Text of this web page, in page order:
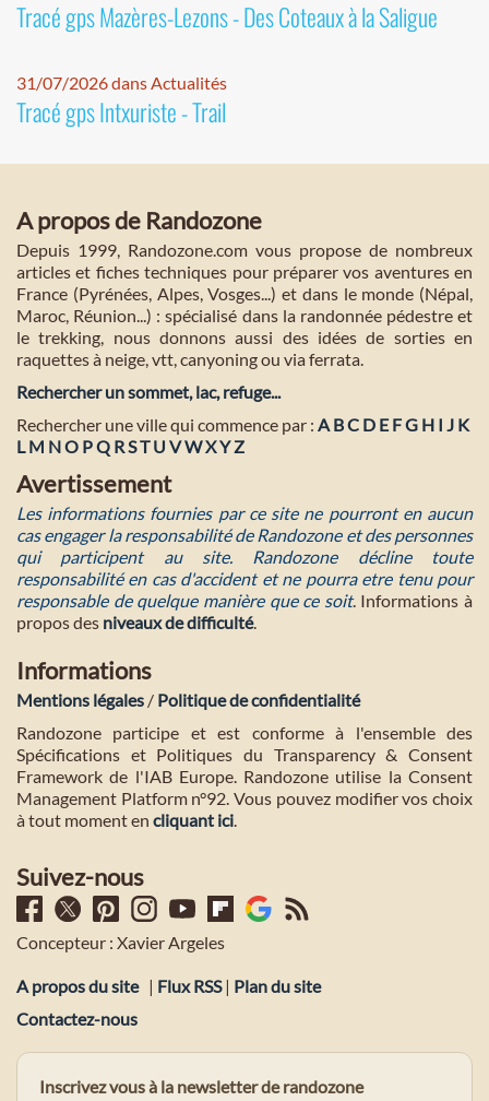
Tracé gps Mazères-Lezons - Des Coteaux à la Saligue
31/07/2026 dans Actualités
Tracé gps Intxuriste - Trail
A propos de Randozone
Depuis 1999, Randozone.com vous propose de nombreux
articles et fiches techniques pour préparer vos aventures en
France (Pyrénées, Alpes, Vosges...) et dans le monde (Népal,
Maroc, Réunion...) : spécialisé dans la randonnée pédestre et
le trekking, nous donnons aussi des idées de sorties en
raquettes à neige, vtt, canyoning ou via ferrata.
Rechercher un sommet, lac, refuge...
Rechercher une ville qui commence par : A BC D E FG H I J K
L M NO PQ RST U VWXYZ
Avertissement
Les informations fournies par ce site ne pourront en aucun
cas engager la responsabilité de Randozone et des personnes
qui participent au site. Randozone décline toute
responsabilité en cas d'accident et ne pourra etre tenu pour
responsable de quelque manière que ce soit. Informations à
propos des niveaux de difficulté.
Informations
Mentions légales / Politique de confidentialité
Randozone participe et est conforme à l'ensemble des
Spécifications et Politiques du Transparency & Consent
Framework de l'IAB Europe. Randozone utilise la Consent
Management Platform n°92. Vous pouvez modifier vos choix
à tout moment en cliquant ici.
Suivez-nous
Concepteur : Xavier Argeles
A propos du site | Flux RSS| Plan du site
Contactez-nous
Inscrivez vous à la newsletter de randozone